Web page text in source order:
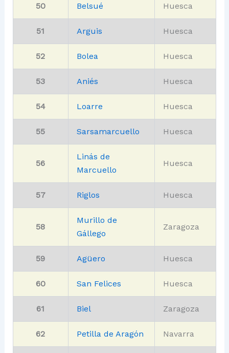
50 Belsué Huesca
51 Arguis Huesca
52 Bolea Huesca
53 Aniés Huesca
54 Loarre Huesca
55 Sarsamarcuello Huesca
56
Linás de
Marcuello
Huesca
57 Riglos Huesca
58
Murillo de
Gállego
Zaragoza
59 Agüero Huesca
60 San Felices Huesca
61 Biel Zaragoza
62 Petilla de Aragón Navarra